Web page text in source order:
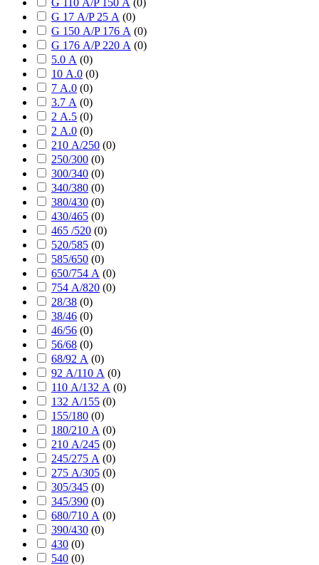
G 17 А/P 25 А (0)
G 150 А/P 176 А (0)
G 176 А/P 220 А (0)
5.0 А (0)
10 А.0 (0)
7 А.0 (0)
3.7 А (0)
2 А.5 (0)
2 А.0 (0)
210 А/250 (0)
250/300 (0)
300/340 (0)
340/380 (0)
380/430 (0)
430/465 (0)
465 /520 (0)
520/585 (0)
585/650 (0)
650/754 А (0)
754 А/820 (0)
28/38 (0)
38/46 (0)
46/56 (0)
56/68 (0)
68/92 А (0)
92 А/110 А (0)
110 А/132 А (0)
132 А/155 (0)
155/180 (0)
180/210 А (0)
210 А/245 (0)
245/275 А (0)
275 А/305 (0)
305/345 (0)
345/390 (0)
680/710 А (0)
390/430 (0)
430 (0)
540 (0)